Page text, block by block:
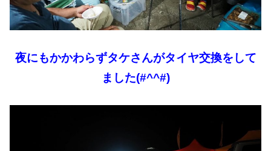
夜にもかかわらずタケさんがタイヤ交換をして
ました(#^^#)